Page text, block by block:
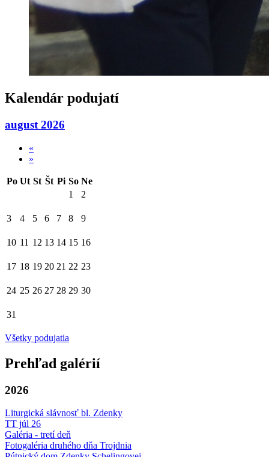
Kalendár podujatí
august 2026
«
»
Po Ut St Št Pi So Ne
1
2
3 4 5 6 7 8 9
10 11 12 13 14 15 16
17 18 19 20 21 22 23
24 25 26 27 28 29 30
31
Všetky podujatia
Prehľad galérií
2026
Liturgická slávnosť bl. Zdenky
TT júl 26
Galéria - tretí deň
Fotogaléria druhého dňa Trojdnia